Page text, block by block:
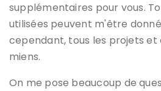
supplémentaires pour vous.
utilisées peuvent m'être
cependant, tous les projets et
miens.
On me pose beaucoup de